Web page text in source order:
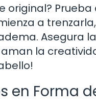
original?
a
Asegura
la
en Forma